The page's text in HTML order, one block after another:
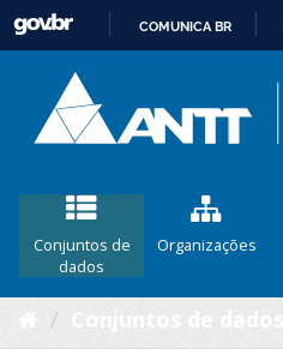
COMUNICA BR
Conjuntos de
dados
Organizações